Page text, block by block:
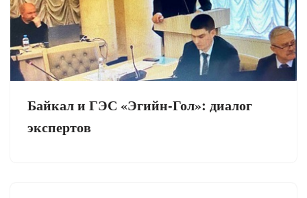
Байкал и ГЭС «Эгийн-Гол»: диалог
экспертов